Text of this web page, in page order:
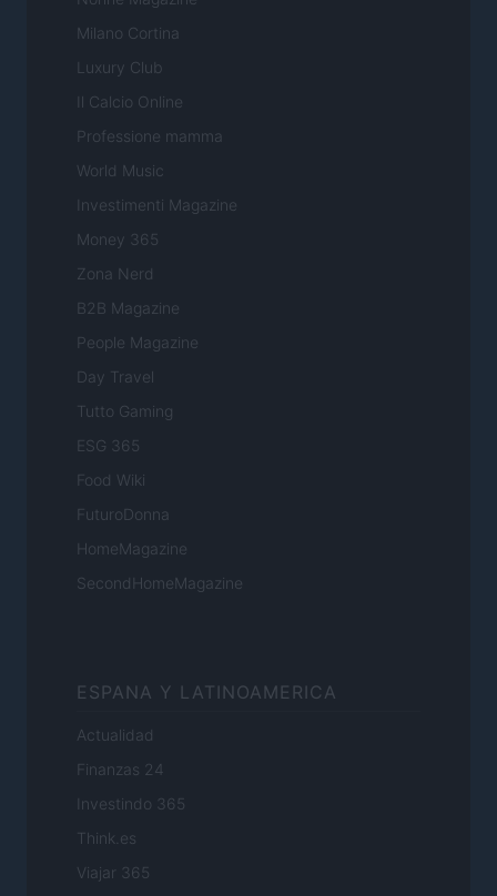
Milano Cortina
Luxury Club
Il Calcio Online
Professione mamma
World Music
Investimenti Magazine
Money 365
Zona Nerd
B2B Magazine
People Magazine
Day Travel
Tutto Gaming
ESG 365
Food Wiki
FuturoDonna
HomeMagazine
SecondHomeMagazine
ESPANA Y LATINOAMERICA
Actualidad
Finanzas 24
Investindo 365
Think.es
Viajar 365